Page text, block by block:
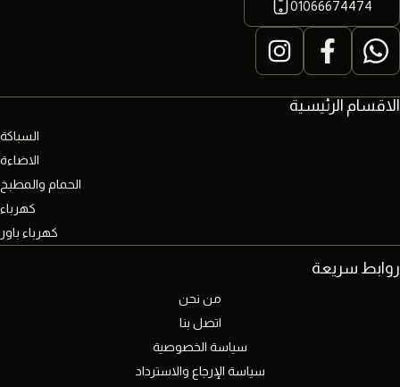
الاقسام الرئيسية
السباكة
الاضاءة
الحمام والمطبخ
كهرباء
كهرباء باور
01066674474
روابط سريعة
من نحن
اتصل بنا
سياسة الخصوصية
سياسة الإرجاع والاسترداد